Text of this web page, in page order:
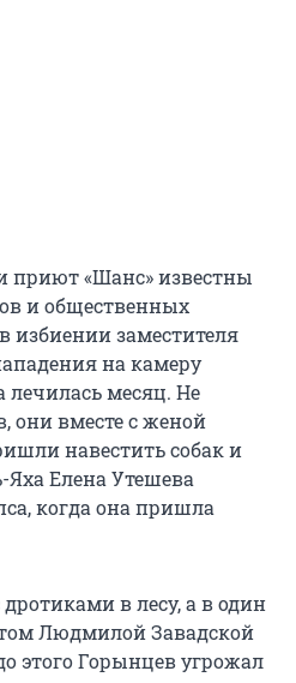
приют «Шанс» известны
и общественных
в избиении заместителя
на камеру
лечилась месяц. Не
они вместе с женой
навестить собак и
Елена Утешева
когда она пришла
в лесу, а в один
Людмилой Завадской
этого Горынцев угрожал